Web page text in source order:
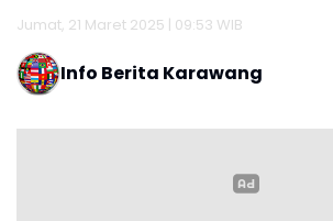
Jumat, 21 Maret 2025 | 09:53 WIB
Info Berita Karawang